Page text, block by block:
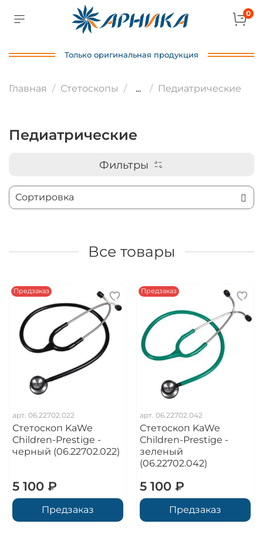
0
Только оригинальная продукция
Главная Стетоскопы ... Педиатрические
Педиатрические
Фильтры
Все товары
Предзаказ
арт. 06.22702.022
Стетоскоп KaWe
Children-Prestige -
черный (06.22702.022)
5 100 ₽
Предзаказ
Предзаказ
арт. 06.22702.042
Стетоскоп KaWe
Children-Prestige -
зеленый
(06.22702.042)
5 100 ₽
Предзаказ